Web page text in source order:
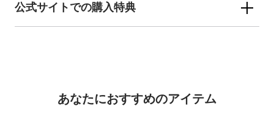
公式サイトでの購入特典
あなたにおすすめのアイテム